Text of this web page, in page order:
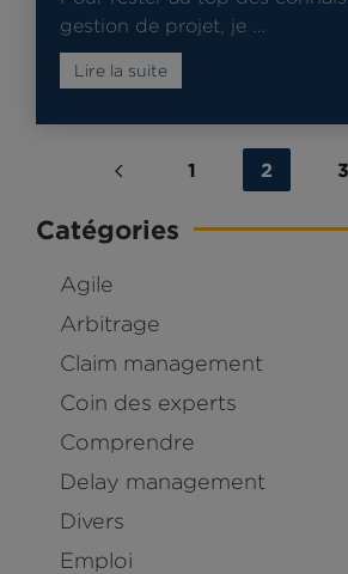
gestion de projet, je …
Lire la suite
1 2 3
Catégories
Agile
Arbitrage
Claim management
Coin des experts
Comprendre
Delay management
Divers
Emploi